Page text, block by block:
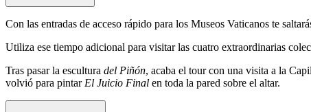
Con las entradas de acceso rápido para los Museos Vaticanos te
Utiliza ese tiempo adicional para visitar las cuatro extraordinarias
Tras pasar la escultura del Piñón, acaba el tour con una visita a la
volvió para pintar El Juicio Final en toda la pared sobre el altar.